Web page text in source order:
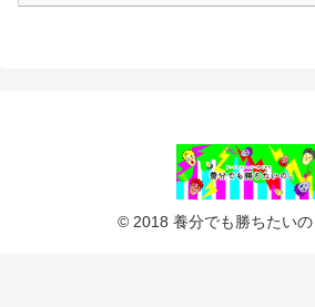
© 2018 養分でも勝ちたいの